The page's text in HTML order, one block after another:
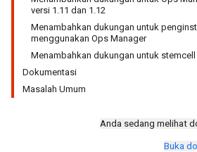
versi 1.11 dan 1.12
Menambahkan dukungan untuk
menggunakan Ops Manager
Menambahkan dukungan untuk stemcell
Dokumentasi
Masalah Umum
Anda sedang melihat
Buka